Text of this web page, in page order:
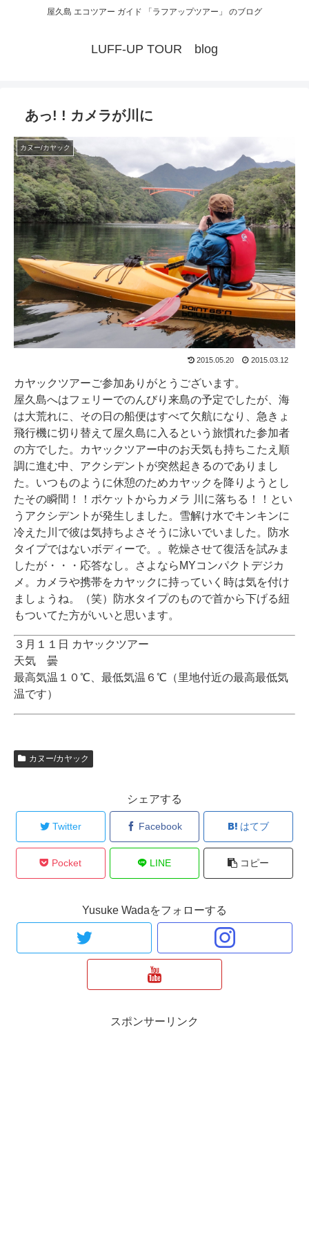
屋久島 エコツアー ガイド 「ラフアップツアー」 のブログ
LUFF-UP TOUR blog
あっ! ! カメラが川に
カヌー/カヤック
2015.05.20 2015.03.12
カヤックツアーご参加ありがとうございます。
屋久島へはフェリーでのんびり来島の予定でしたが、海
は大荒れに、その日の船便はすべて欠航になり、急きょ
飛行機に切り替えて屋久島に入るという旅慣れた参加者
の方でした。カヤックツアー中のお天気も持ちこたえ順
調に進む中、アクシデントが突然起きるのでありまし
た。いつものように休憩のためカヤックを降りようとし
たその瞬間！！ポケットからカメラ 川に落ちる！！とい
うアクシデントが発生しました。雪解け水でキンキンに
冷えた川で彼は気持ちよさそうに泳いでいました。防水
タイプではないボディーで。。乾燥させて復活を試みま
したが・・・応答なし。さよならMYコンパクトデジカ
メ。カメラや携帯をカヤックに持っていく時は気を付け
ましょうね。（笑）防水タイプのもので首から下げる紐
もついてた方がいいと思います。
３月１１日 カヤックツアー
天気 曇
最高気温１０℃、最低気温６℃（里地付近の最高最低気
温です）
カヌー/カヤック
シェアする
Twitter Facebook はてブ
Pocket LINE コピー
Yusuke Wadaをフォローする
スポンサーリンク